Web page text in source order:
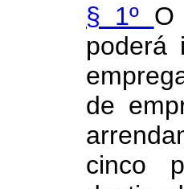
§ 1º O
poderá
de
cinco